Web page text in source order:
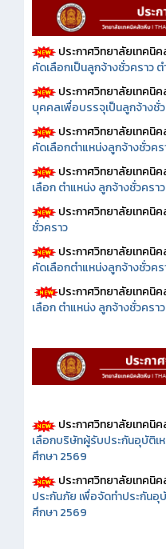
ประกาศวิทยาลัยเทคนิ
คัดเลือกเป็นลูกจ้างชั่วคราว
ประกาศวิทยาลัยเทคนิ
บุคคลเพื่อบรรจุเป็นลูกจ้างชั่
ประกาศวิทยาลัยเทคนิ
คัดเลือกตำแหน่งลูกจ้างชั่วคร
ประกาศวิทยาลัยเทคนิ
เลือก ตำแหน่ง ลูกจ้างชั่วคราว
ประกาศวิทยาลัยเทคนิ
ชั่วคราว
ประกาศวิทยาลัยเทคนิ
คัดเลือกตำแหน่งลูกจ้างชั่วคร
ประกาศวิทยาลัยเทคนิ
เลือก ตำแหน่ง ลูกจ้างชั่วคราว
ประกาศวิทยาลัยเทคนิ
เลือกบริษัทผู้รับประกันอุบัติเ
ศึกษา 2569
ประกาศวิทยาลัยเทคนิ
ประกันภัย เพื่อจัดทำประกันอุ
ศึกษา 2569